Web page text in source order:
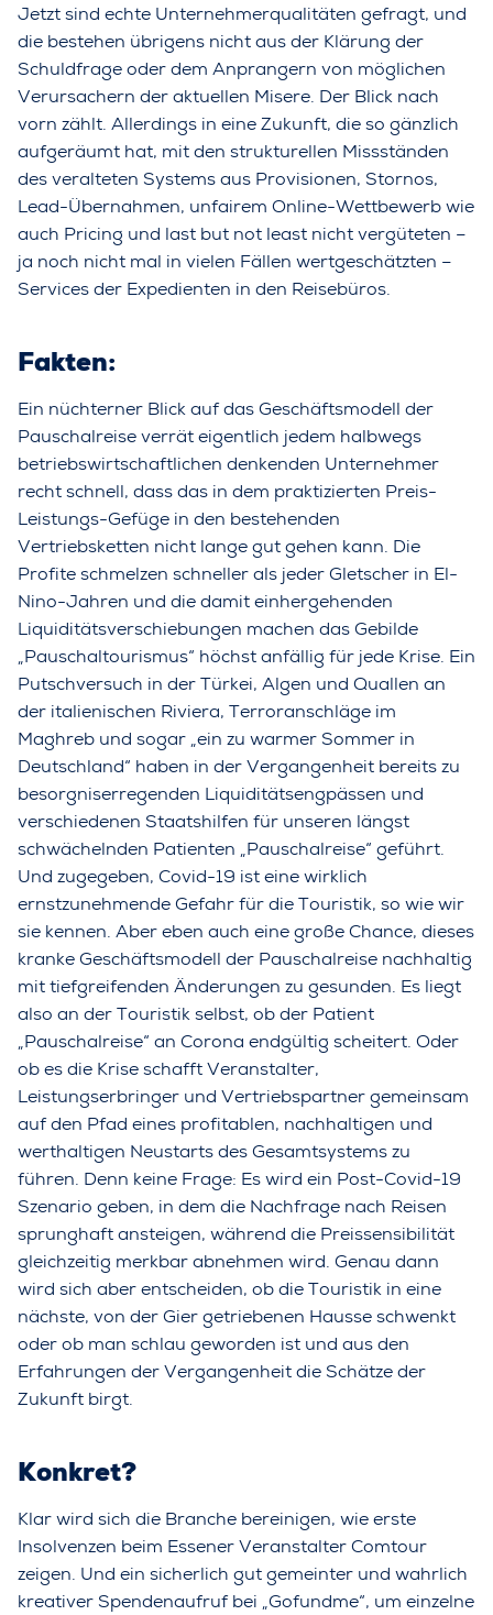
Jetzt sind echte Unternehmerqualitäten gefragt, und
die bestehen übrigens nicht aus der Klärung der
Schuldfrage oder dem Anprangern von möglichen
Verursachern der aktuellen Misere. Der Blick nach
vorn zählt. Allerdings in eine Zukunft, die so gänzlich
aufgeräumt hat, mit den strukturellen Missständen
des veralteten Systems aus Provisionen, Stornos,
Lead-Übernahmen, unfairem Online-Wettbewerb wie
auch Pricing und last but not least nicht vergüteten –
ja noch nicht mal in vielen Fällen wertgeschätzten –
Services der Expedienten in den Reisebüros.
Fakten:
Ein nüchterner Blick auf das Geschäftsmodell der
Pauschalreise verrät eigentlich jedem halbwegs
betriebswirtschaftlichen denkenden Unternehmer
recht schnell, dass das in dem praktizierten Preis-
Leistungs-Gefüge in den bestehenden
Vertriebsketten nicht lange gut gehen kann. Die
Profite schmelzen schneller als jeder Gletscher in El-
Nino-Jahren und die damit einhergehenden
Liquiditätsverschiebungen machen das Gebilde
„Pauschaltourismus“ höchst anfällig für jede Krise. Ein
Putschversuch in der Türkei, Algen und Quallen an
der italienischen Riviera, Terroranschläge im
Maghreb und sogar „ein zu warmer Sommer in
Deutschland“ haben in der Vergangenheit bereits zu
besorgniserregenden Liquiditätsengpässen und
verschiedenen Staatshilfen für unseren längst
schwächelnden Patienten „Pauschalreise“ geführt.
Und zugegeben, Covid-19 ist eine wirklich
ernstzunehmende Gefahr für die Touristik, so wie wir
sie kennen. Aber eben auch eine große Chance, dieses
kranke Geschäftsmodell der Pauschalreise nachhaltig
mit tiefgreifenden Änderungen zu gesunden. Es liegt
also an der Touristik selbst, ob der Patient
„Pauschalreise“ an Corona endgültig scheitert. Oder
ob es die Krise schafft Veranstalter,
Leistungserbringer und Vertriebspartner gemeinsam
auf den Pfad eines profitablen, nachhaltigen und
werthaltigen Neustarts des Gesamtsystems zu
führen. Denn keine Frage: Es wird ein Post-Covid-19
Szenario geben, in dem die Nachfrage nach Reisen
sprunghaft ansteigen, während die Preissensibilität
gleichzeitig merkbar abnehmen wird. Genau dann
wird sich aber entscheiden, ob die Touristik in eine
nächste, von der Gier getriebenen Hausse schwenkt
oder ob man schlau geworden ist und aus den
Erfahrungen der Vergangenheit die Schätze der
Zukunft birgt.
Konkret?
Klar wird sich die Branche bereinigen, wie erste
Insolvenzen beim Essener Veranstalter Comtour
zeigen. Und ein sicherlich gut gemeinter und wahrlich
kreativer Spendenaufruf bei „Gofundme“, um einzelne